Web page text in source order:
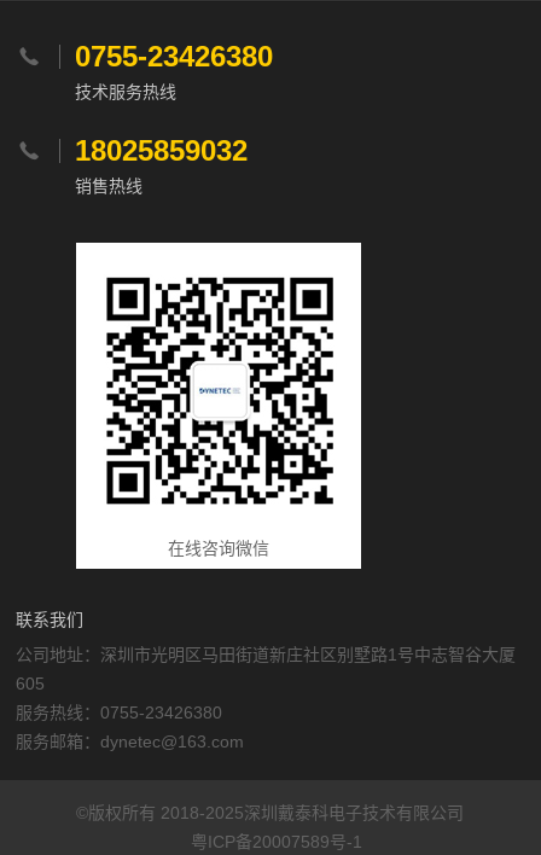
 0755-23426380
技术服务热线
 18025859032
销售热线
在线咨询微信
联系我们
公司地址：深圳市光明区马田街道新庄社区别墅路1号中志智谷大厦
605
服务热线：0755-23426380
服务邮箱：dynetec@163.com
©版权所有 2018-2025深圳戴泰科电子技术有限公司
粤ICP备20007589号-1